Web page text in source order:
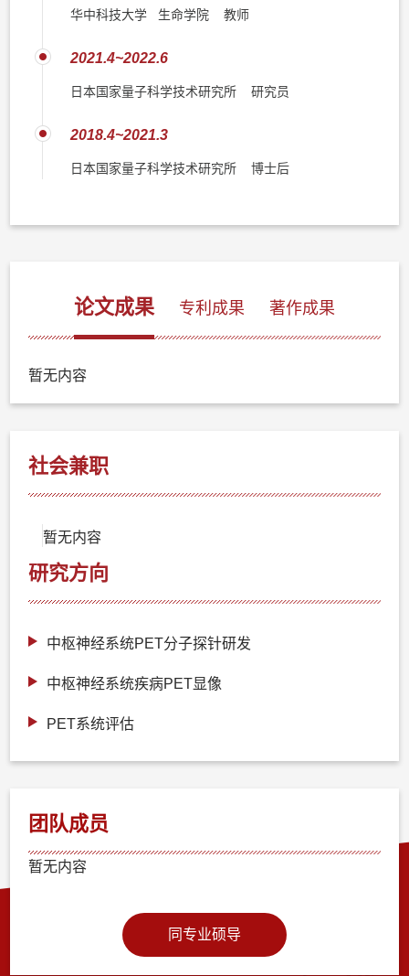
华中科技大学 生命学院 教师
2021.4~2022.6
日本国家量子科学技术研究所 研究员
2018.4~2021.3
日本国家量子科学技术研究所 博士后
论文成果 专利成果 著作成果
暂无内容
社会兼职
暂无内容
研究方向
中枢神经系统PET分子探针研发
中枢神经系统疾病PET显像
PET系统评估
团队成员
暂无内容
同专业硕导